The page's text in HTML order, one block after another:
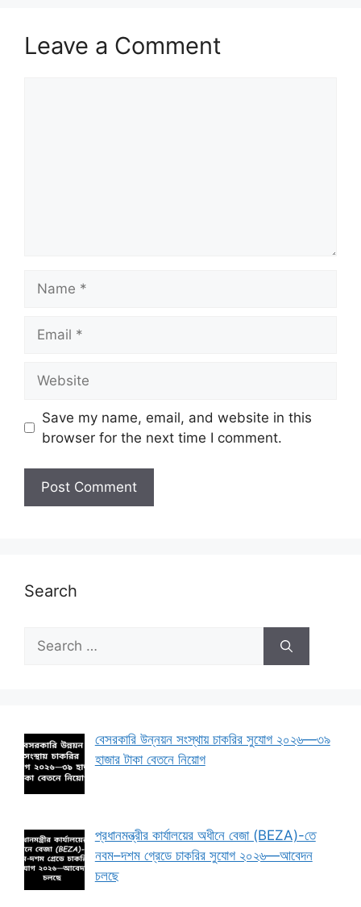
Leave a Comment
Save my name, email, and website in this
browser for the next time I comment.
Search
Search
for:
বেসরকারি উন্নয়ন সংস্থায় চাকরির সুযোগ ২০২৬—৩৯
হাজার টাকা বেতনে নিয়োগ
প্রধানমন্ত্রীর কার্যালয়ের অধীনে বেজা (BEZA)-তে
নবম–দশম গ্রেডে চাকরির সুযোগ ২০২৬—আবেদন
চলছে